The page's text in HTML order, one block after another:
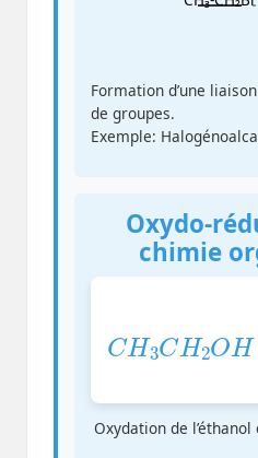
Formation d’une
de groupes.
Exemple:
Oxydo-
chimie
Oxydation de